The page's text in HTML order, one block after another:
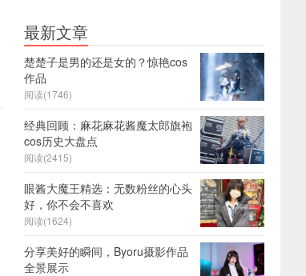
最新文章
楚楚子是男的还是女的？惊艳cos
作品
阅读(1746)
经典回顾：麻花麻花酱魔太郎旗袍
cos历史大盘点
阅读(2415)
眼酱大魔王精选：无数粉丝的心头
好，你不会不喜欢
阅读(1624)
分享美好的瞬间，Byoru摄影作品
全景展示